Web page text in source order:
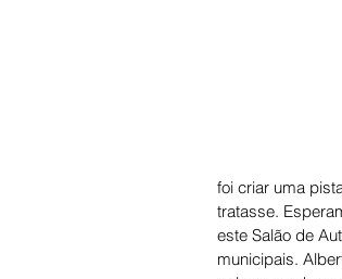
foi criar uma
tratasse.
este Salão de
municipais.